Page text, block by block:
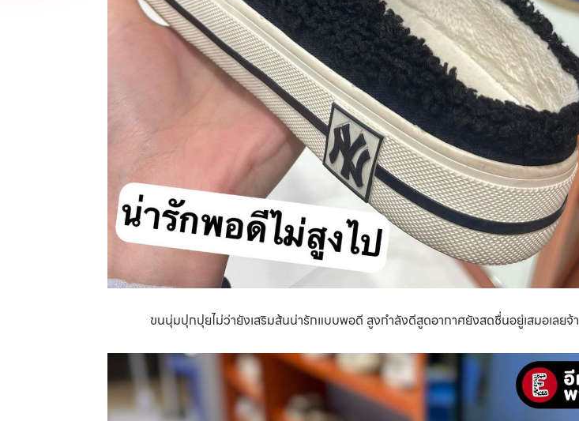
ขนนุ่มปุกปุยไม่ว่ายังเสริมส้นน่ารักแบบพอดี สูงกำลังดีสูดอากาศยังสดชื่นอยู่เสมอเลยจ้า